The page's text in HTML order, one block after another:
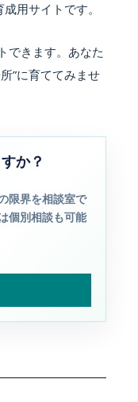
用サイトです。
できます。あなた
”に育ててみませ
か？
限界を相談室で
個別相談も可能